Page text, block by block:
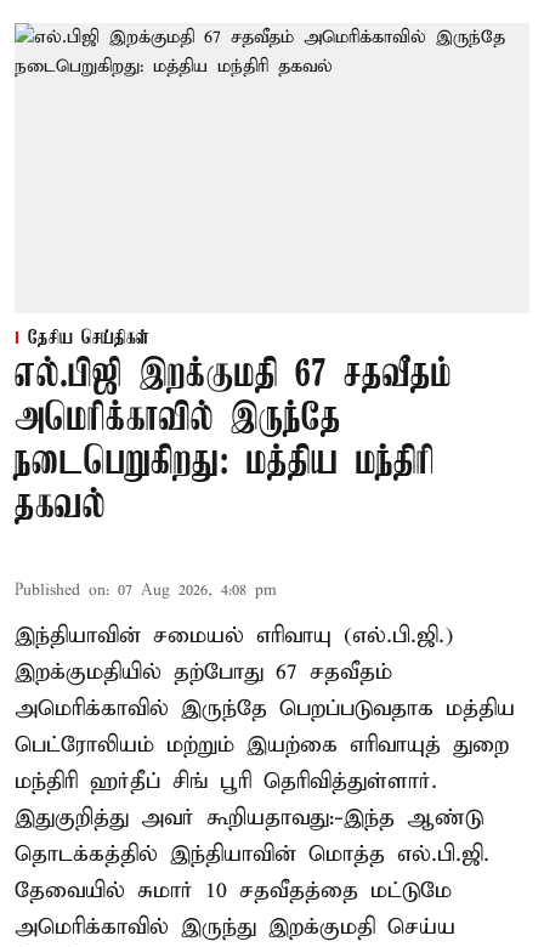
தேசிய செய்திகள்
எல்.பிஜி இறக்குமதி 67 சதவீதம்
அமெரிக்காவில் இருந்தே
நடைபெறுகிறது: மத்திய மந்திரி
தகவல்
Published on: 07 Aug 2026, 4:08 pm
இந்தியாவின் சமையல் எரிவாயு (எல்.பி.ஜி.)
இறக்குமதியில் தற்போது 67 சதவீதம்
அமெரிக்காவில் இருந்தே பெறப்படுவதாக மத்திய
பெட்ரோலியம் மற்றும் இயற்கை எரிவாயுத் துறை
மந்திரி ஹர்தீப் சிங் பூரி தெரிவித்துள்ளார்.
இதுகுறித்து அவர் கூறியதாவது:-இந்த ஆண்டு
தொடக்கத்தில் இந்தியாவின் மொத்த எல்.பி.ஜி.
தேவையில் சுமார் 10 சதவீதத்தை மட்டுமே
அமெரிக்காவில் இருந்து இறக்குமதி செய்ய